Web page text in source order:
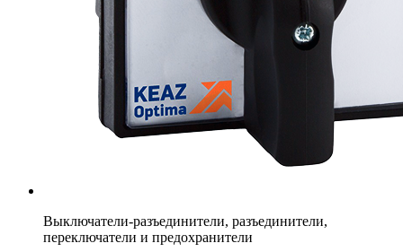
Выключатели-разъединители, разъединители,
переключатели и предохранители